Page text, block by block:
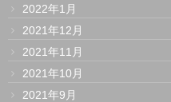
2022年1月
2021年12月
2021年11月
2021年10月
2021年9月